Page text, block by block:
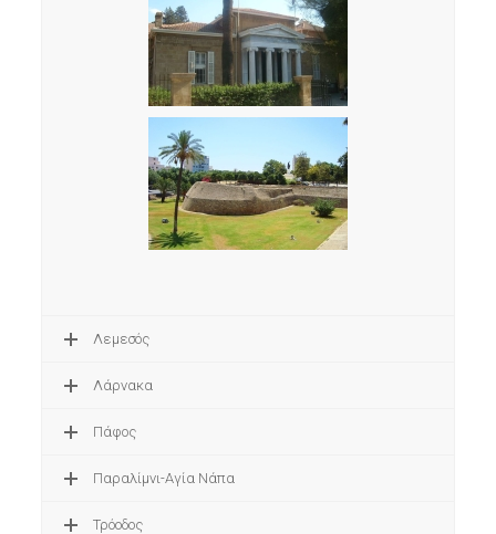
Λεμεσός
Λάρνακα
Πάφος
Παραλίμνι-Αγία Νάπα
Τρόοδος